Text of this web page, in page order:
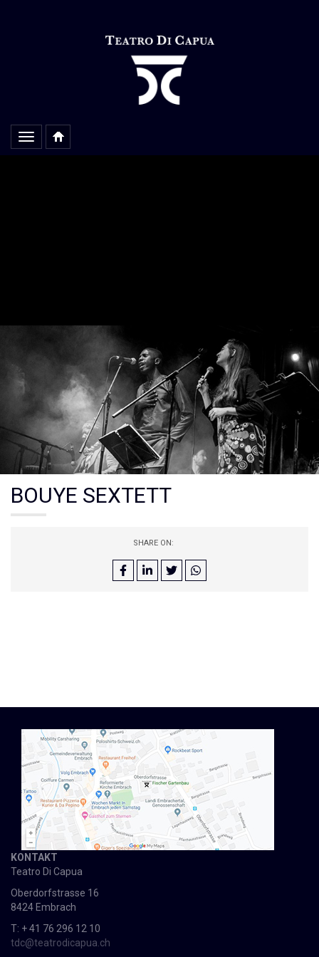
Alterar
navegação
BOUYE SEXTETT
SHARE ON:
KONTAKT
Teatro Di Capua
Oberdorfstrasse 16
8424 Embrach
T: + 41 76 296 12 10
tdc@teatrodicapua.ch